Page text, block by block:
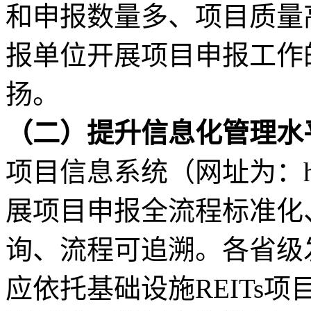
和申报数量多、项目质
报单位开展项目申报工
扬。
（二）提升信息化管理
项目信息系统（网址为：
展项目申报全流程标准
询、流程可追溯。各省
应依托基础设施REITs项